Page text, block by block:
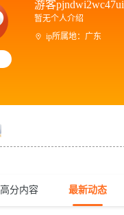
游客pjndwi2wc47ui
暂无个人介绍
ip所属地：广东
高分内容 最新动态